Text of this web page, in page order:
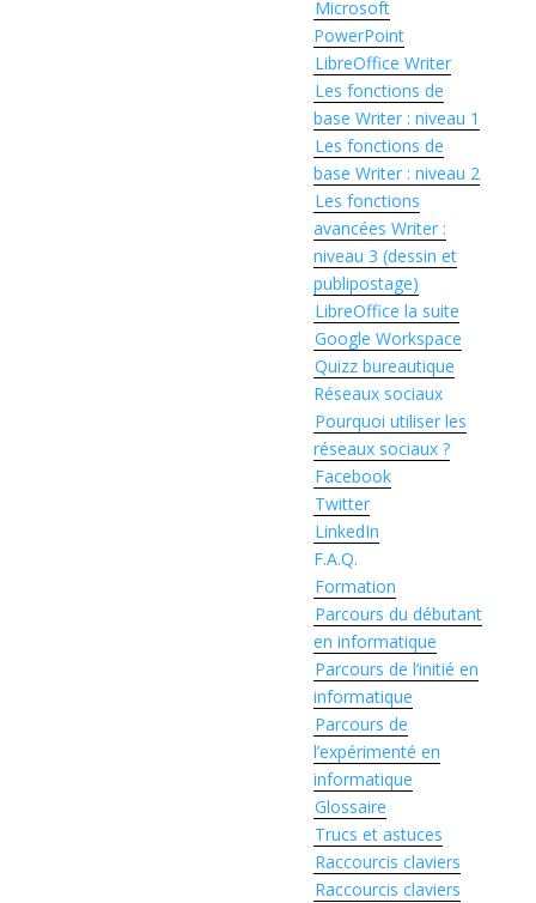
Microsoft
PowerPoint
LibreOffice Writer
Les fonctions de
base Writer : niveau 1
Les fonctions de
base Writer : niveau 2
Les fonctions
avancées Writer :
niveau 3 (dessin et
publipostage)
LibreOffice la suite
Google Workspace
Quizz bureautique
Réseaux sociaux
Pourquoi utiliser les
réseaux sociaux ?
Facebook
Twitter
LinkedIn
F.A.Q.
Formation
Parcours du débutant
en informatique
Parcours de l’initié en
informatique
Parcours de
l’expérimenté en
informatique
Glossaire
Trucs et astuces
Raccourcis claviers
Raccourcis claviers